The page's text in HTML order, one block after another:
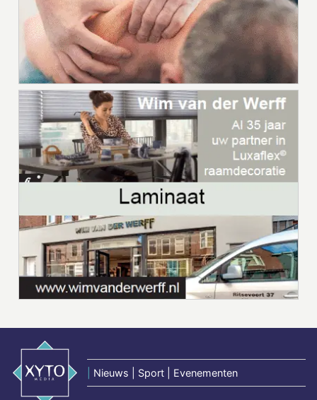
Nieuws | Sport | Evenementen